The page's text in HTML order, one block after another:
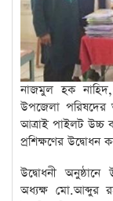
নাজমুল হক
উপজেলা পরিষদের
আত্রাই পাইলট উচ্চ
প্রশিক্ষণের উদ্বোধন
উদ্বোধনী
অধ্যক্ষ মো.আব্দুর